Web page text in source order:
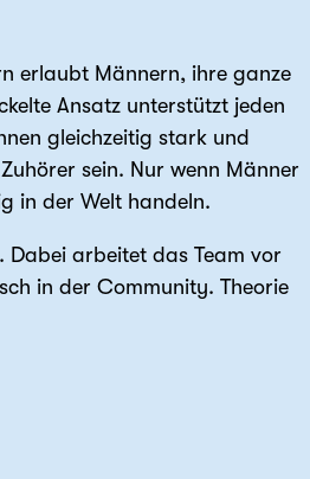
erlaubt Männern, ihre ganze
Ansatz unterstützt jeden
gleichzeitig stark und
sein. Nur wenn Männer
in der Welt handeln.
Dabei arbeitet das Team vor
in der Community. Theorie